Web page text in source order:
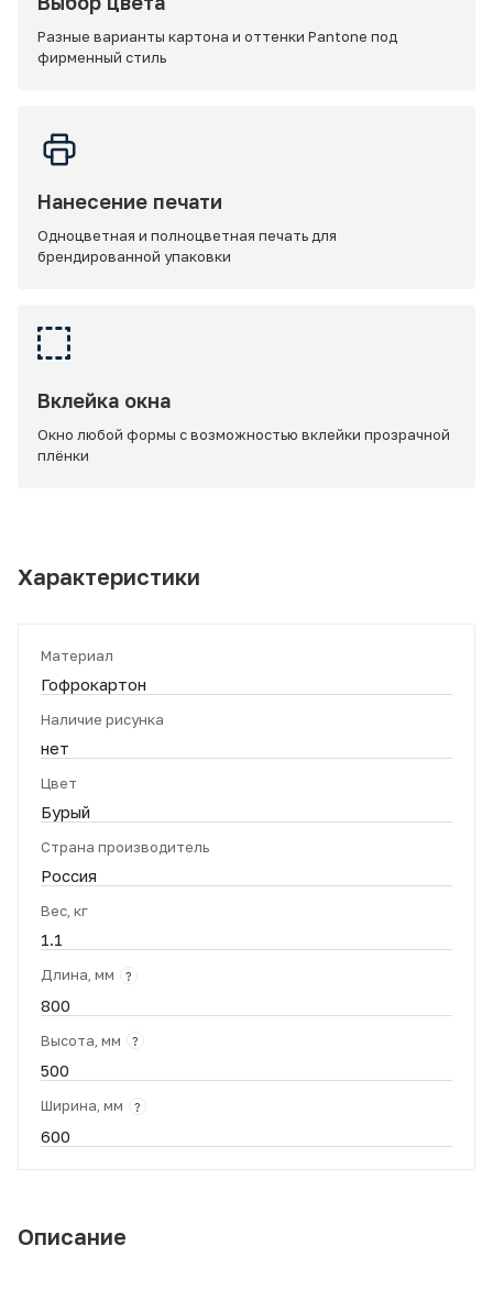
Разные варианты картона и оттенки Pantone под
фирменный стиль
Нанесение печати
Одноцветная и полноцветная печать для
брендированной упаковки
Вклейка окна
Окно любой формы с возможностью вклейки прозрачной
плёнки
Характеристики
Материал
Гофрокартон
Наличие рисунка
нет
Цвет
Бурый
Страна производитель
Россия
Вес, кг
1.1
Длина, мм ?
800
Высота, мм ?
500
Ширина, мм ?
600
Описание